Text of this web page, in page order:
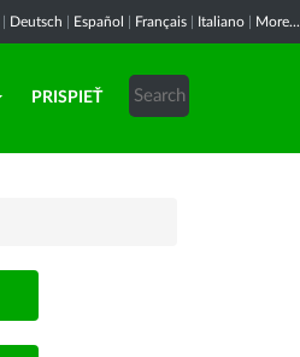
Deutsch Español Français Italiano More...
PRISPIEŤ